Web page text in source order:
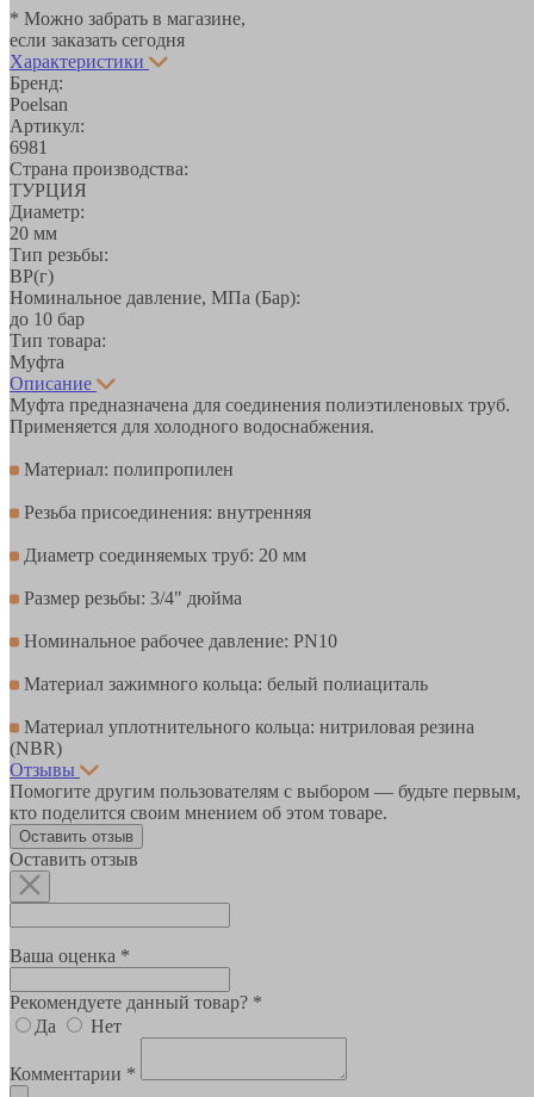
* Можно забрать в магазине,
если заказать сегодня
Характеристики
Бренд:
Poelsan
Артикул:
6981
Страна производства:
ТУРЦИЯ
Диаметр:
20 мм
Тип резьбы:
ВР(г)
Номинальное давление, МПа (Бар):
до 10 бар
Тип товара:
Муфта
Описание
Муфта предназначена для соединения полиэтиленовых труб.
Применяется для холодного водоснабжения.
Материал: полипропилен
Резьба присоединения: внутренняя
Диаметр соединяемых труб: 20 мм
Размер резьбы: 3/4" дюйма
Номинальное рабочее давление: PN10
Материал зажимного кольца: белый полиациталь
Материал уплотнительного кольца: нитриловая резина
(NBR)
Отзывы
Помогите другим пользователям с выбором — будьте первым,
кто поделится своим мнением об этом товаре.
Оставить отзыв
Оставить отзыв
Ваша оценка *
Рекомендуете данный товар? *
Да
Нет
Комментарии *